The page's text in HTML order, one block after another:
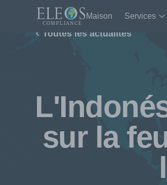
Maison Services
Toutes les actualités
sur la